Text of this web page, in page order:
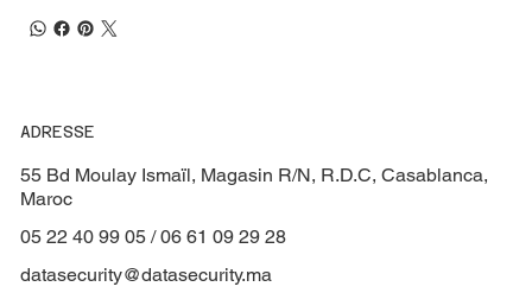
ADRESSE
55 Bd Moulay Ismaïl, Magasin R/N, R.D.C, Casablanca,
Maroc
05 22 40 99 05 / 06 61 09 29 28
datasecurity@datasecurity.ma